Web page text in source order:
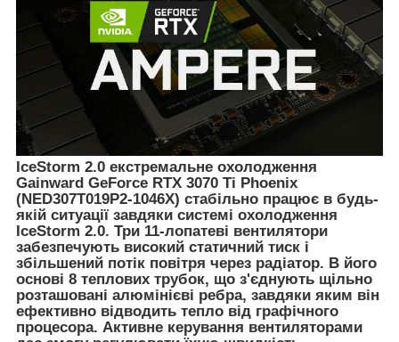
IceStorm 2.0 екстремальне охолодження
Gainward GeForce RTX 3070 Ti Phoenix
(NED307T019P2-1046X) стабільно працює в будь-
якій ситуації завдяки системі охолодження
IceStorm 2.0. Три 11-лопатеві вентилятори
забезпечують високий статичний тиск і
збільшений потік повітря через радіатор. В його
основі 8 теплових трубок, що з'єднують щільно
розташовані алюмінієві ребра, завдяки яким він
ефективно відводить тепло від графічного
процесора. Активне керування вентиляторами